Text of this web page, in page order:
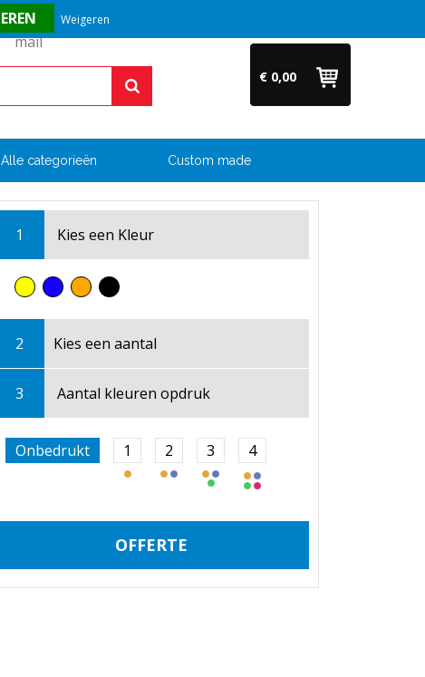
Vragen? Bel ons direct op +31 (0)6 54 33 52 04
€ 0,00
Alle categorieën Custom made
1 Kies een Kleur
2 Kies een aantal
3 Aantal kleuren opdruk
Onbedrukt 1 2 3 4
OFFERTE
Weigeren